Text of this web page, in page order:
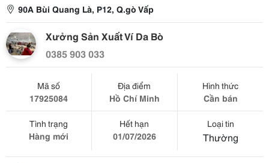
90A Bùi Quang Là, P12, Q.gò Vấp
Xưởng Sản Xuất Ví Da Bò
0385 903 033
Mã số
17925084
Địa điểm
Hồ Chí Minh
Hình thức
Cần bán
Tình trạng
Hàng mới
Hết hạn
01/07/2026
Loại tin
Thường